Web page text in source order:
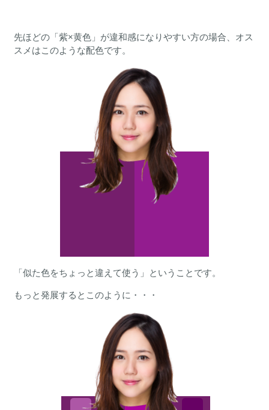
先ほどの「紫×黄色」が違和感になりやすい方の場合、オス
スメはこのような配色です。
「似た色をちょっと違えて使う」ということです。
もっと発展するとこのように・・・